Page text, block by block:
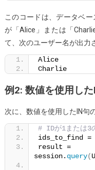
このコードは、データベ
が「Alice」または「
て、次のユーザー名が出力
Alice
Charlie
例2: 数値を使用した
次に、数値を使用したIN句
# IDが1または3
ids_to_find =
result =
session. query(